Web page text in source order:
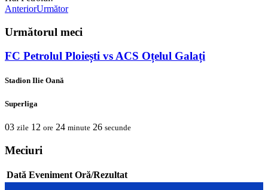
AnteriorUrmător
Următorul meci
FC Petrolul Ploiești vs ACS Oțelul Galați
Stadion Ilie Oană
Superliga
03 zile 12 ore 24 minute 26 secunde
Meciuri
Dată Eveniment Oră/Rezultat